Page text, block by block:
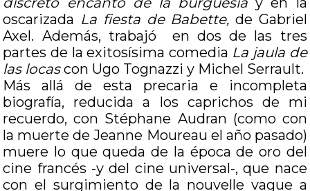
oscarizada La fiesta de Babette, de Gabriel
Axel. Además, trabajó en dos de las tres
partes de la exitosísima comedia La jaula de
las locascon Ugo Tognazzi y Michel Serrault.
Más allá de esta precaria e incompleta
biografía, reducida a los caprichos de mi
recuerdo, con Stéphane Audran (como con
la muerte de Jeanne Moureau el año pasado)
muere lo que queda de la época de oro del
cine francés -y del cine universal-, que nace
con el surgimiento de la nouvelle vague a